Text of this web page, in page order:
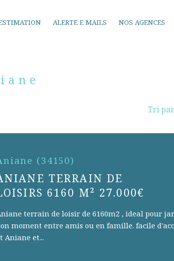
ALERTE E MAILS NOS AGENCES
Tri par
Aniane (34150)
TERRAIN DE
6160 M² 27.000€
terrain de loisir de 6160m2 , ideal pour
moment entre amis ou en famille. facile
Aniane et...